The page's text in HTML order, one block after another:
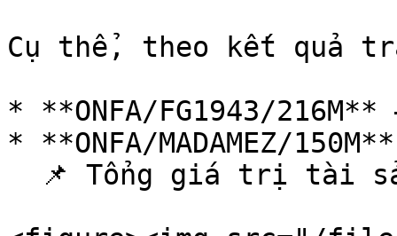
Cụ thể, theo kết quả
* **ONFA/FG1943/
* **ONFA/MADAMEZ/